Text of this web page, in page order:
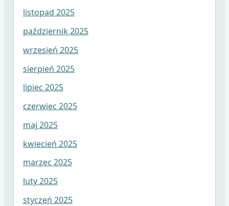
listopad 2025
październik 2025
wrzesień 2025
sierpień 2025
lipiec 2025
czerwiec 2025
maj 2025
kwiecień 2025
marzec 2025
luty 2025
styczeń 2025